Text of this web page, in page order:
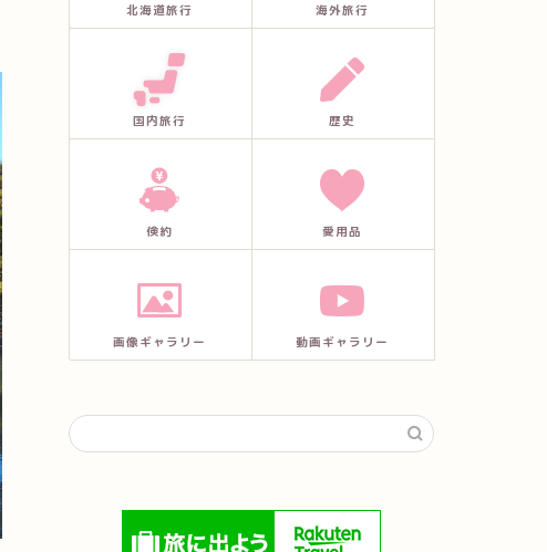
北海道旅行 海外旅行
国内旅行 歴史
倹約 愛用品
画像ギャラリー 動画ギャラリー